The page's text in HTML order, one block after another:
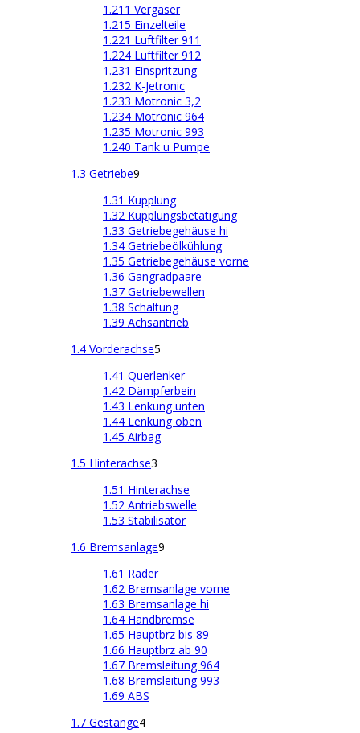
1.211 Vergaser
1.215 Einzelteile
1.221 Luftfilter 911
1.224 Luftfilter 912
1.231 Einspritzung
1.232 K-Jetronic
1.233 Motronic 3,2
1.234 Motronic 964
1.235 Motronic 993
1.240 Tank u Pumpe
1.3 Getriebe9
1.31 Kupplung
1.32 Kupplungsbetätigung
1.33 Getriebegehäuse hi
1.34 Getriebeölkühlung
1.35 Getriebegehäuse vorne
1.36 Gangradpaare
1.37 Getriebewellen
1.38 Schaltung
1.39 Achsantrieb
1.4 Vorderachse5
1.41 Querlenker
1.42 Dämpferbein
1.43 Lenkung unten
1.44 Lenkung oben
1.45 Airbag
1.5 Hinterachse3
1.51 Hinterachse
1.52 Antriebswelle
1.53 Stabilisator
1.6 Bremsanlage9
1.61 Räder
1.62 Bremsanlage vorne
1.63 Bremsanlage hi
1.64 Handbremse
1.65 Hauptbrz bis 89
1.66 Hauptbrz ab 90
1.67 Bremsleitung 964
1.68 Bremsleitung 993
1.69 ABS
1.7 Gestänge4